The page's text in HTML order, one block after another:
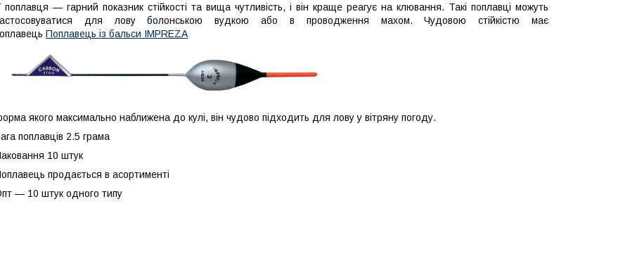
поплавця — гарний показник стійкості та вища чутливість, і він краще реагує на клювання. Такі поплавці можуть
для лову болонською вудкою або в проводження махом. Чудовою стійкістю має
Поплавець із бальси IMPREZA
якого максимально наближена до кулі, він чудово підходить для лову у вітряну погоду.
поплавців 2.5 грама
10 штук
продається в асортименті
— 10 штук одного типу